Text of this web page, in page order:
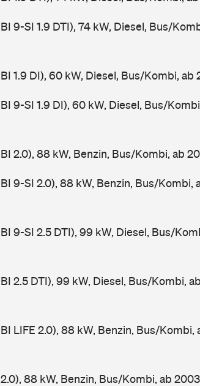
9-SI 1.9 DTI), 74 kW, Diesel, Bus/
1.9 DI), 60 kW, Diesel, Bus/Kombi, ab
9-SI 1.9 DI), 60 kW, Diesel, Bus/
2.0), 88 kW, Benzin, Bus/Kombi, ab
9-SI 2.0), 88 kW, Benzin, Bus/Kombi,
9-SI 2.5 DTI), 99 kW, Diesel, Bus/
2.5 DTI), 99 kW, Diesel, Bus/Kombi,
LIFE 2.0), 88 kW, Benzin, Bus/Kombi,
88 kW, Benzin, Bus/Kombi, ab